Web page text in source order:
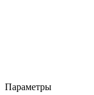
Параметры